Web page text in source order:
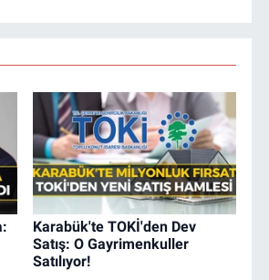
Karabük'te TOKİ'den Dev
Satış: O Gayrimenkuller
Satılıyor!